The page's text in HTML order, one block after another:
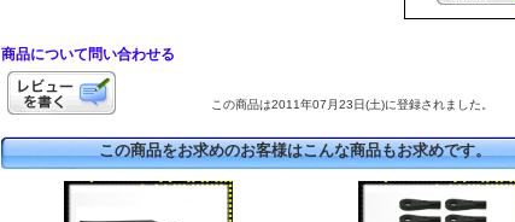
商品について問い合わせる
この商品は2011年07月23日(土)に登録されました。
この商品をお求めのお客様はこんな商品もお求めです。